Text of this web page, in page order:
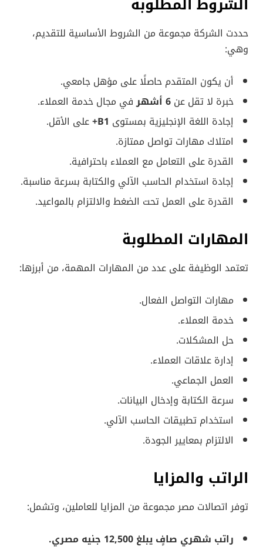
حددت الشركة مجموعة من الشروط الأساسية للتقديم،
وهي:
أن يكون المتقدم حاصلًا على مؤهل جامعي.
خبرة لا تقل عن 6 أشهر
في مجال خدمة العملاء.
إجادة اللغة الإنجليزية بمستوى B1+ على الأقل.
امتلاك مهارات تواصل ممتازة.
القدرة على التعامل مع العملاء باحترافية.
إجادة استخدام الحاسب الآلي والكتابة بسرعة مناسبة.
القدرة على العمل تحت الضغط والالتزام بالمواعيد.
المهارات المطلوبة
تعتمد الوظيفة على عدد من المهارات المهمة، من أبرزها:
مهارات التواصل الفعال.
خدمة العملاء.
حل المشكلات.
إدارة علاقات العملاء.
العمل الجماعي.
سرعة الكتابة وإدخال البيانات.
استخدام تطبيقات الحاسب الآلي.
الالتزام بمعايير الجودة.
الراتب والمزايا
توفر اتصالات مصر مجموعة من المزايا للعاملين، وتشمل:
راتب شهري صافٍ يبلغ 12,500 جنيه مصري.